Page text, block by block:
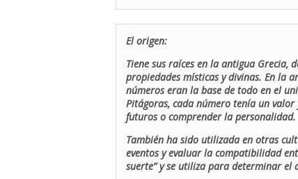
El origen:
Tiene sus raíces en la antigua Grecia,
propiedades místicas y divinas. En la
números eran la base de todo en el
Pitágoras, cada número tenía un
futuros o comprender la personalidad.
También ha sido utilizada en otras
eventos y evaluar la compatibilidad
suerte” y se utiliza para determinar el